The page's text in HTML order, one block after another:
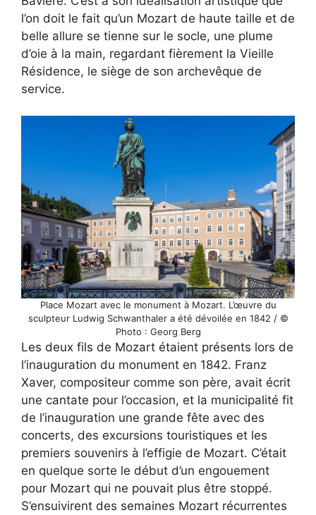
l’on doit le fait qu’un Mozart de haute taille et de
belle allure se tienne sur le socle, une plume
d’oie à la main, regardant fièrement la Vieille
Résidence, le siège de son archevêque de
service.
Place Mozart avec le monument à Mozart. L’œuvre du
sculpteur Ludwig Schwanthaler a été dévoilée en 1842 / ©
Photo : Georg Berg
Les deux fils de Mozart étaient présents lors de
l’inauguration du monument en 1842. Franz
Xaver, compositeur comme son père, avait écrit
une cantate pour l’occasion, et la municipalité fit
de l’inauguration une grande fête avec des
concerts, des excursions touristiques et les
premiers souvenirs à l’effigie de Mozart. C’était
en quelque sorte le début d’un engouement
pour Mozart qui ne pouvait plus être stoppé.
S’ensuivirent des semaines Mozart récurrentes